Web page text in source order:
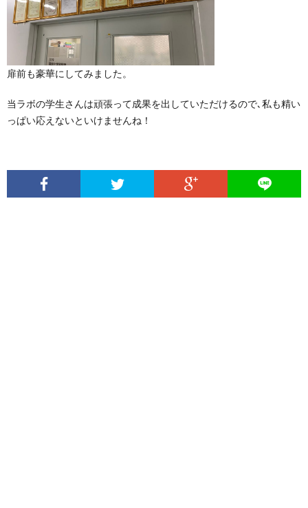
扉前も豪華にしてみました。
当ラボの学生さんは頑張って成果を出していただけるので､私も精い
っぱい応えないといけませんね！